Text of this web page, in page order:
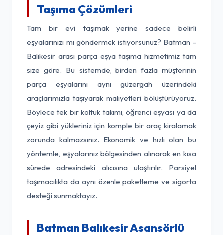
Taşıma Çözümleri
Tam bir evi taşımak yerine sadece belirli
eşyalarınızı mı göndermek istiyorsunuz? Batman -
Balıkesir arası parça eşya taşıma hizmetimiz tam
size göre. Bu sistemde, birden fazla müşterinin
parça eşyalarını aynı güzergah üzerindeki
araçlarımızla taşıyarak maliyetleri bölüştürüyoruz.
Böylece tek bir koltuk takımı, öğrenci eşyası ya da
çeyiz gibi yükleriniz için komple bir araç kiralamak
zorunda kalmazsınız. Ekonomik ve hızlı olan bu
yöntemle, eşyalarınız bölgesinden alınarak en kısa
sürede adresindeki alıcısına ulaştırılır. Parsiyel
taşımacılıkta da aynı özenle paketleme ve sigorta
desteği sunmaktayız.
Batman Balıkesir Asansörlü